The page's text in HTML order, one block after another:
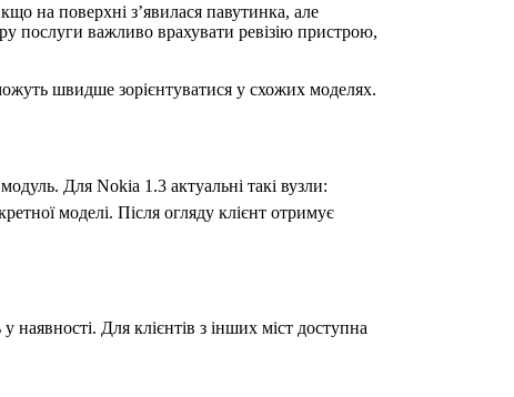
на поверхні з’явилася павутинка, але
послуги важливо врахувати ревізію пристрою,
швидше зорієнтуватися у схожих моделях.
Для Nokia 1.3 актуальні такі вузли:
моделі. Після огляду клієнт отримує
Для клієнтів з інших міст доступна